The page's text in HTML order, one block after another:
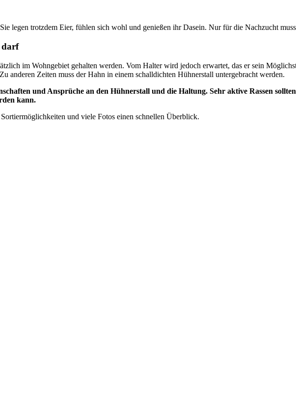
legen trotzdem Eier, fühlen sich wohl und genießen ihr Dasein. Nur für die Nachzucht
darf
im Wohngebiet gehalten werden. Vom Halter wird jedoch erwartet, das er sein
anderen Zeiten muss der Hahn in einem schalldichten Hühnerstall untergebracht werden.
und Ansprüche an den Hühnerstall und die Haltung. Sehr aktive Rassen
kann.
und viele Fotos einen schnellen Überblick.